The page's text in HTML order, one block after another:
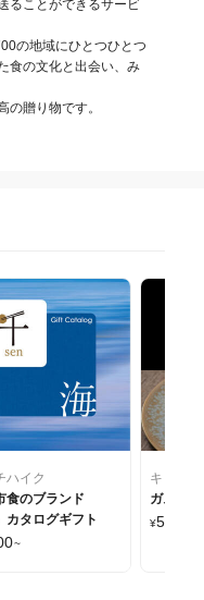
ることができるサービ
の地域にひとつひとつ
食の文化と出会い、み
の贈り物です。
ハイク
食のブランド
カタログギフト
~
キッチ
ガスト
¥50,000